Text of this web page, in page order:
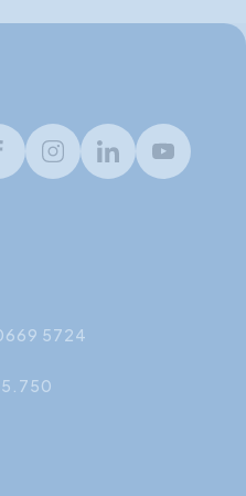
InstagramLinkedInYoutube
5724